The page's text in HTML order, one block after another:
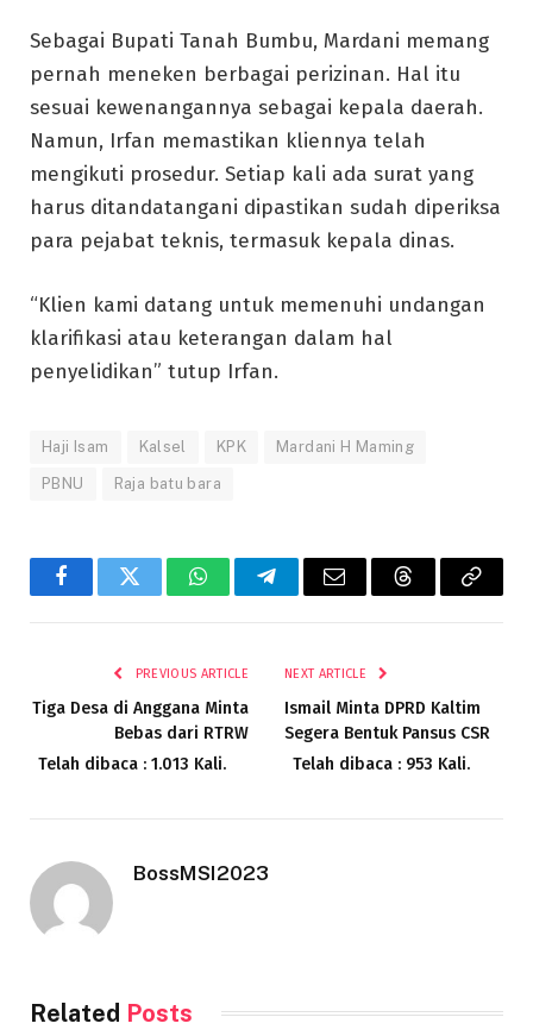
Sebagai Bupati Tanah Bumbu, Mardani memang
pernah meneken berbagai perizinan. Hal itu
sesuai kewenangannya sebagai kepala daerah.
Namun, Irfan memastikan kliennya telah
mengikuti prosedur. Setiap kali ada surat yang
harus ditandatangani dipastikan sudah diperiksa
para pejabat teknis, termasuk kepala dinas.
“Klien kami datang untuk memenuhi undangan
klarifikasi atau keterangan dalam hal
penyelidikan” tutup Irfan.
Haji Isam Kalsel KPK Mardani H Maming
PBNU Raja batu bara
FacebookTwitter WhatsAppTelegramEmail ThreadsCopy
PREVIOUS ARTICLE
Tiga Desa di Anggana Minta
Bebas dari RTRW
Telah dibaca : 1.013 Kali.
NEXT ARTICLE
Ismail Minta DPRD Kaltim
Segera Bentuk Pansus CSR
Telah dibaca : 953 Kali.
BossMSI2023
Related Posts